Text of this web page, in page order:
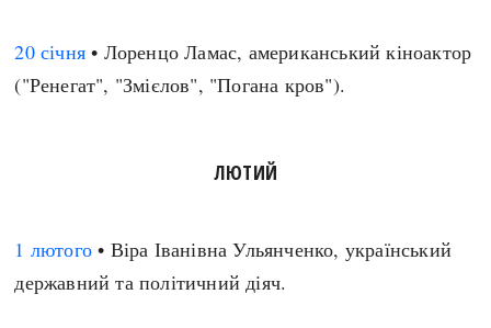
20 січня • Лоренцо Ламас, американський кіноактор
("Ренегат", "Змієлов", "Погана кров").
ЛЮТИЙ
1 лютого • Віра Іванівна Ульянченко, український
державний та політичний діяч.